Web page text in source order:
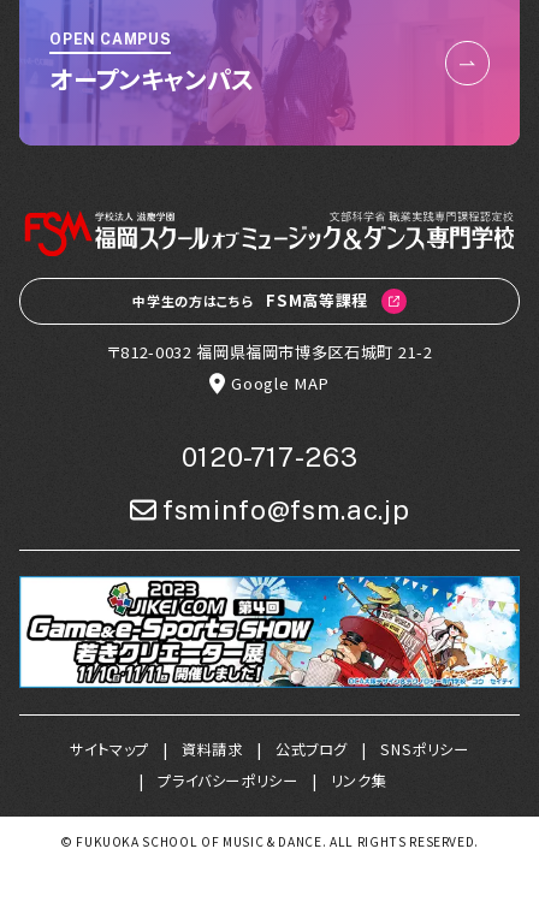
OPEN CAMPUS
オープンキャンパス
中学生の方はこちら FSM高等課程
〒812-0032 福岡県福岡市博多区石城町 21-2
Google MAP
0120-717-263
fsminfo@fsm.ac.jp
サイトマップ 資料請求 公式ブログ
SNSポリシー
プライバシーポリシー
リンク集
© FUKUOKA SCHOOL OF MUSIC & DANCE. ALL RIGHTS RESERVED.